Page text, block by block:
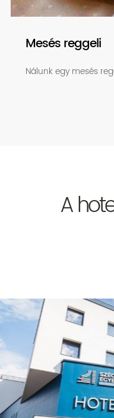
Mesés reggeli
Nálunk egy mesés
A